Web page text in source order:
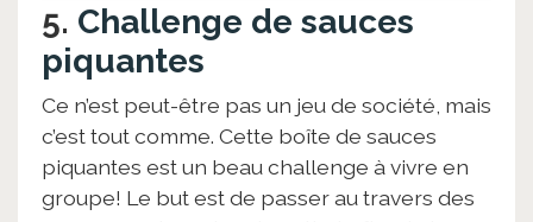
5. Challenge de sauces
piquantes
Ce n’est peut-être pas un jeu de société, mais
c’est tout comme. Cette boîte de sauces
piquantes est un beau challenge à vivre en
groupe! Le but est de passer au travers des